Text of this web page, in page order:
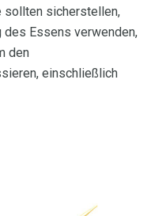
sollten sicherstellen,
Essens verwenden,
den
einschließlich